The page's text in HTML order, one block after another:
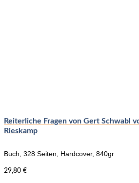
Reiterliche Fragen von Gert Schwabl
Rieskamp
Buch, 328 Seiten, Hardcover, 840gr
29,80 €